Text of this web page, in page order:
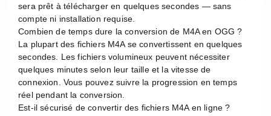
sera prêt à télécharger en quelques secondes — sans
compte ni installation requise.
Combien de temps dure la conversion de M4A en OGG ?
La plupart des fichiers M4A se convertissent en quelques
secondes. Les fichiers volumineux peuvent nécessiter
quelques minutes selon leur taille et la vitesse de
connexion. Vous pouvez suivre la progression en temps
réel pendant la conversion.
Est-il sécurisé de convertir des fichiers M4A en ligne ?